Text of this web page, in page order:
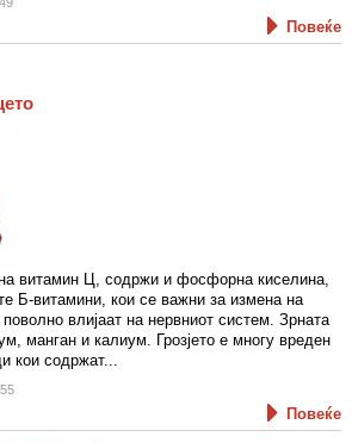
Повеќе
на витамин Ц, содржи и фосфорна киселина,
Б-витамини, кои се важни за измена на
влијаат на нервниот систем. Зрната
манган и калиум. Грозјето е многу вреден
кои содржат...
Повеќе